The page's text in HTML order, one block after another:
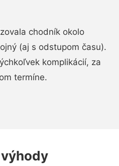
chodník okolo
(aj s odstupom času).
komplikácií, za
termíne.